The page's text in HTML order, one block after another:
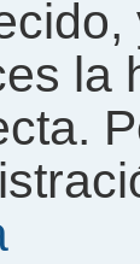
la